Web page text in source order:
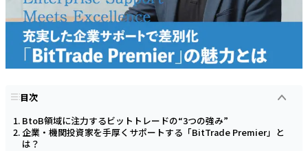
目次
BtoB領域に注力するビットトレードの“3つの強み”
企業・機関投資家を手厚くサポートする「BitTrade Premier」と
は？